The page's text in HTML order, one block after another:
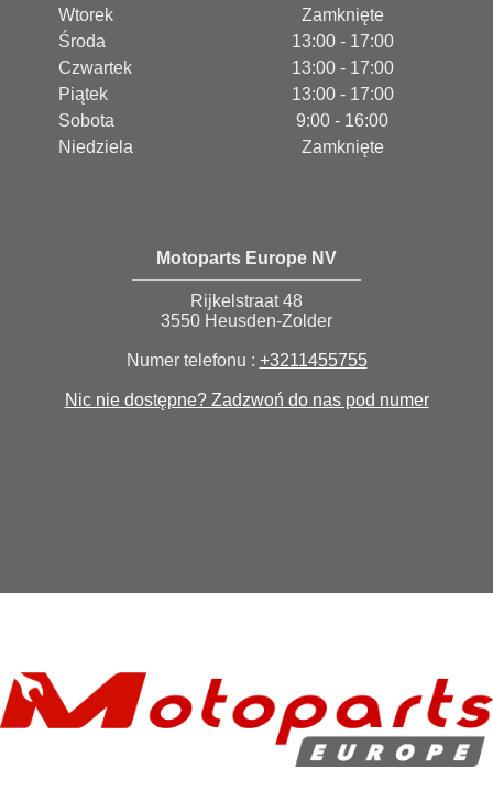
Wtorek
Zamknięte
Środa
13:00 - 17:00
Czwartek
13:00 - 17:00
Piątek
13:00 - 17:00
Sobota
9:00 - 16:00
Niedziela
Zamknięte
Motoparts Europe NV
Rijkelstraat 48
3550 Heusden-Zolder
Numer telefonu : +3211455755
Nic nie dostępne? Zadzwoń do nas pod numer